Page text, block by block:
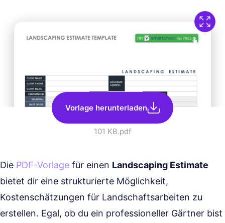
Vorlage herunterladen
101 KB.pdf
Die PDF-Vorlage für einen Landscaping Estimate
bietet dir eine strukturierte Möglichkeit,
Kostenschätzungen für Landschaftsarbeiten zu
erstellen. Egal, ob du ein professioneller Gärtner bist